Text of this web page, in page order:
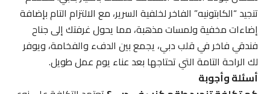
تنجيد “الكابتونيه” الفاخر لخلفية السرير، مع الالتزام التام بإضافة
إضاءات مخفية ولمسات مذهبة، مما يحول غرفتك إلى جناح
فندقي فاخر في قلب دبي، يجمع بين الدفء والفخامة، ويوفر
لك الراحة التامة التي تحتاجها بعد عناء يوم عمل طويل.
أسئلة وأجوبة